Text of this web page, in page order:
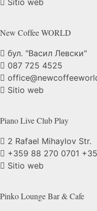
Sitio web
New CoffeeWORLD
бул. "Васил Левски"
087 725 4525
Sitio web
Piano Live ClubPlay
2 Rafael Mihaylov Str.
+359 88 270 0701
Sitio web
Pinko Lounge Bar &Cafe